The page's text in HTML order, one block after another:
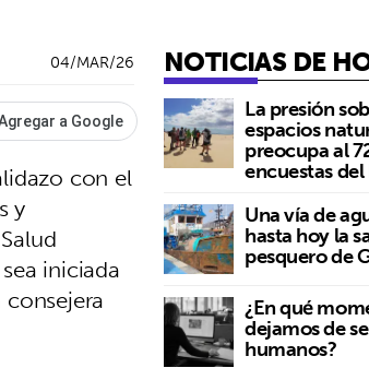
04/MAR/26
a Google
con el
y
iniciada
NOTICIAS DE
La presión
espacios
preocupa al
encuestas del
Una vía de
hasta hoy la
pesquero de
¿En qué
dejamos de
humanos?